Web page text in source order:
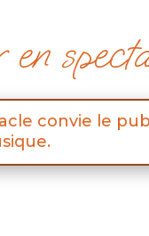
convie le